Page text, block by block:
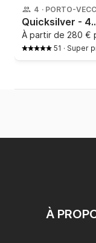
4 · PORTO-
À partir de 280 €
51 · Super
À